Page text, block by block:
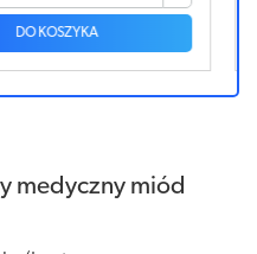
medyczny miód